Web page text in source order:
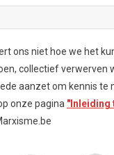
ons niet hoe we het
collectief verwerven
aanzet om kennis te
onze pagina "Inleiding